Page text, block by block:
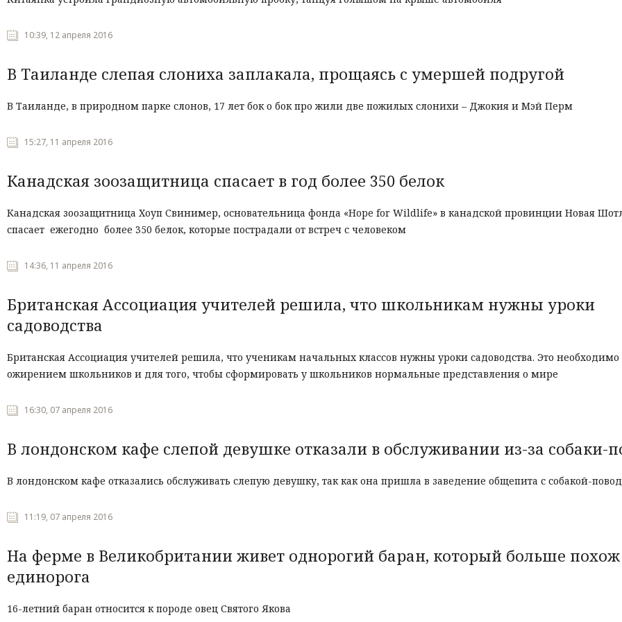
10:39, 12 апреля 2016
В Таиланде слепая слониха заплакала, прощаясь с умершей подругой
В Таиланде, в природном парке слонов, 17 лет бок о бок про жили две пожилых слонихи – Джокия и Мэй Перм
15:27, 11 апреля 2016
Канадская зоозащитница спасает в год более 350 белок
Канадская зоозащитница Хоуп Свинимер, основательница фонда «Hope for Wildlife» в канадской провинции Новая
спасает ежегодно более 350 белок, которые пострадали от встреч с человеком
14:36, 11 апреля 2016
Британская Ассоциация учителей решила, что школьникам нужны уроки
садоводства
Британская Ассоциация учителей решила, что ученикам начальных классов нужны уроки садоводства. Это
ожирением школьников и для того, чтобы сформировать у школьников нормальные представления о мире
16:30, 07 апреля 2016
В лондонском кафе слепой девушке отказали в обслуживании из-за собаки-
В лондонском кафе отказались обслуживать слепую девушку, так как она пришла в заведение общепита с собакой-
11:19, 07 апреля 2016
На ферме в Великобритании живет однорогий баран, который больше
единорога
16-летний баран относится к породе овец Святого Якова